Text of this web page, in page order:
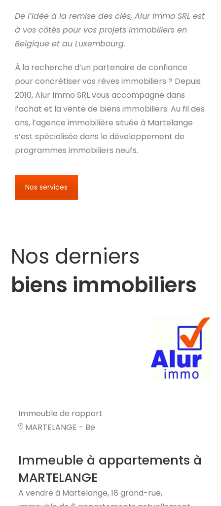
De l’idée à la remise des clés, Alur Immo SRL est
à vos côtés pour vos projets immobiliers en
Belgique et au Luxembourg.
À la recherche d’un partenaire de confiance
pour concrétiser vos rêves immobiliers ? Depuis
2010, Alur Immo SRL vous accompagne dans
l’achat et la vente de biens immobiliers. Au fil des
ans, l’agence immobilière située à Martelange
s’est spécialisée dans le développement de
programmes immobiliers neufs.
Nos services
Nos derniers
biens immobiliers
Immeuble de rapport
MARTELANGE - Be
Immeuble à appartements à
MARTELANGE
A vendre à Martelange, 18 grand-rue,